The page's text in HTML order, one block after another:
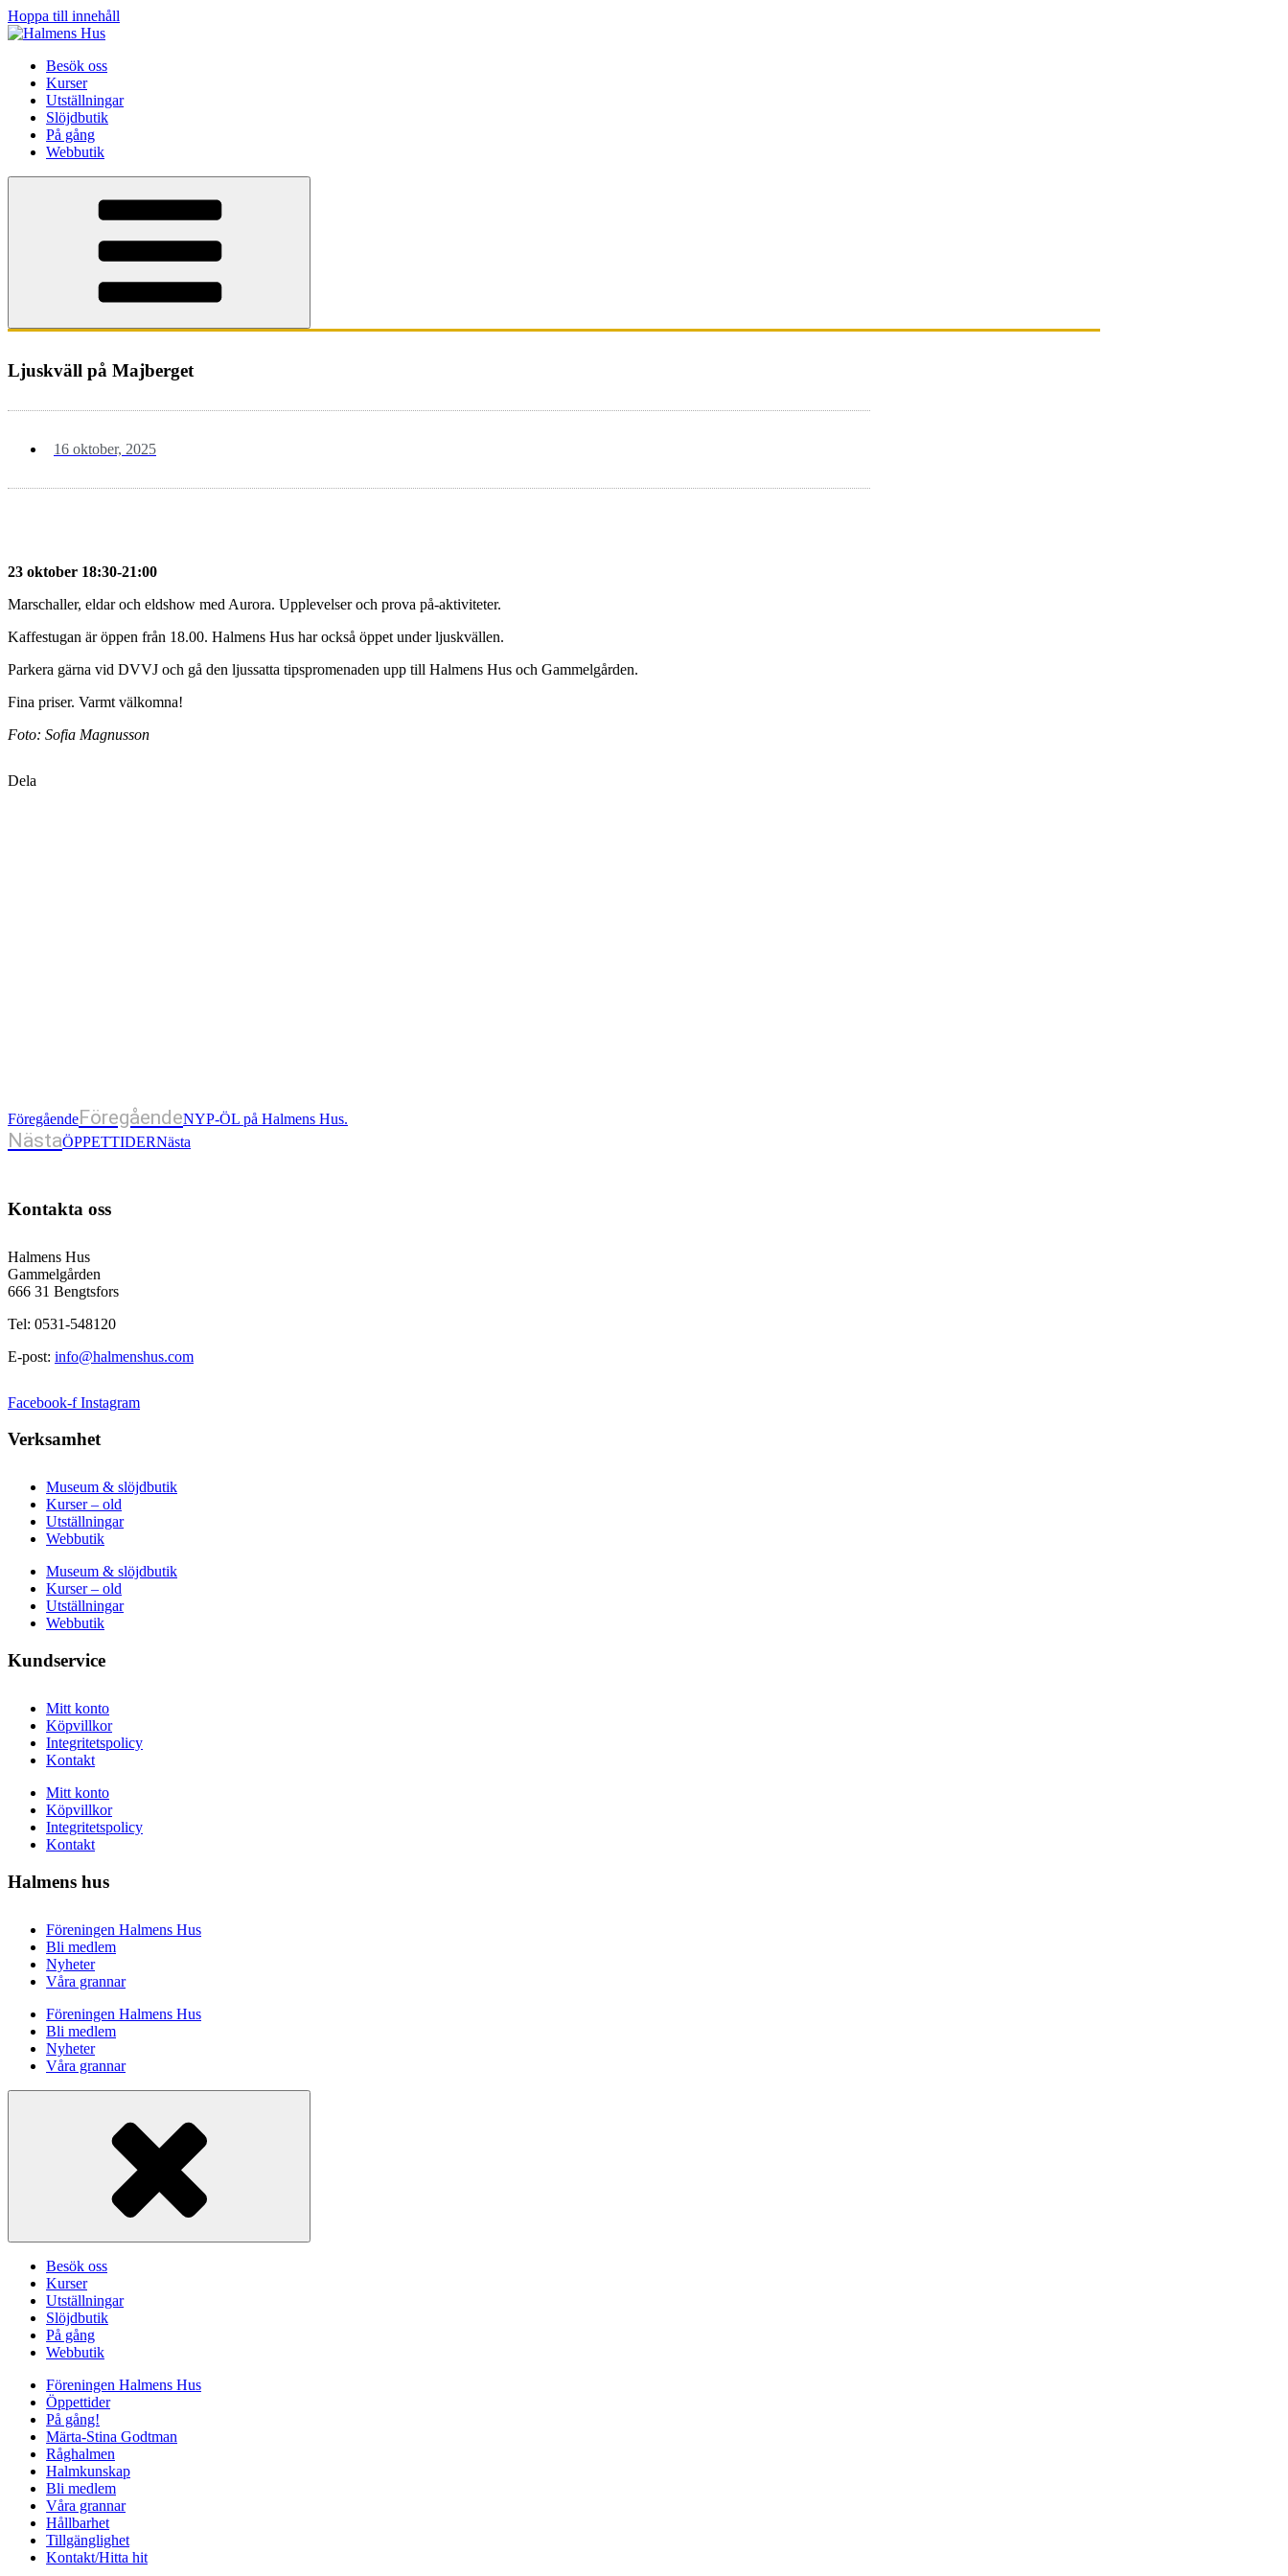
Hoppa till innehåll
Besök oss
Kurser
Utställningar
Slöjdbutik
På gång
Webbutik
Ljuskväll på Majberget
16 oktober, 2025
23 oktober 18:30-21:00
Marschaller, eldar och eldshow med Aurora. Upplevelser och prova på-aktiviteter.
Kaffestugan är öppen från 18.00. Halmens Hus har också öppet under ljuskvällen.
Parkera gärna vid DVVJ och gå den ljussatta tipspromenaden upp till Halmens Hus och Gammelgården.
Fina priser. Varmt välkomna!
Foto: Sofia Magnusson
Dela
FöregåendeFöregåendeNYP-ÖL på Halmens Hus.
NästaÖPPETTIDERNästa
Kontakta oss
Halmens Hus
Gammelgården
666 31 Bengtsfors
Tel: 0531-548120
E-post: info@halmenshus.com
Facebook-f Instagram
Verksamhet
Museum & slöjdbutik
Kurser – old
Utställningar
Webbutik
Museum & slöjdbutik
Kurser – old
Utställningar
Webbutik
Kundservice
Mitt konto
Köpvillkor
Integritetspolicy
Kontakt
Mitt konto
Köpvillkor
Integritetspolicy
Kontakt
Halmens hus
Föreningen Halmens Hus
Bli medlem
Nyheter
Våra grannar
Föreningen Halmens Hus
Bli medlem
Nyheter
Våra grannar
Besök oss
Kurser
Utställningar
Slöjdbutik
På gång
Webbutik
Föreningen Halmens Hus
Öppettider
På gång!
Märta-Stina Godtman
Råghalmen
Halmkunskap
Bli medlem
Våra grannar
Hållbarhet
Tillgänglighet
Kontakt/Hitta hit